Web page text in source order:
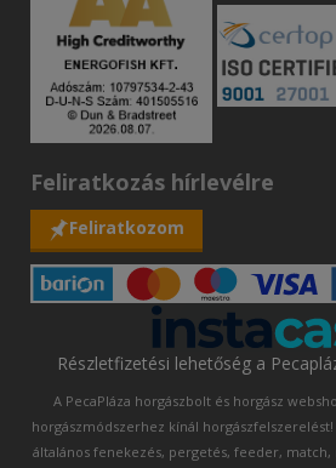
Feliratkozás hírlevélre
Feliratkozom
Részletfizetési lehetőség a
A PecaPláza horgászbolt és horgász
horgászmódszerhez kínál horgászfelszerelést!
általános fenekezés, pergetés, feeder, match,